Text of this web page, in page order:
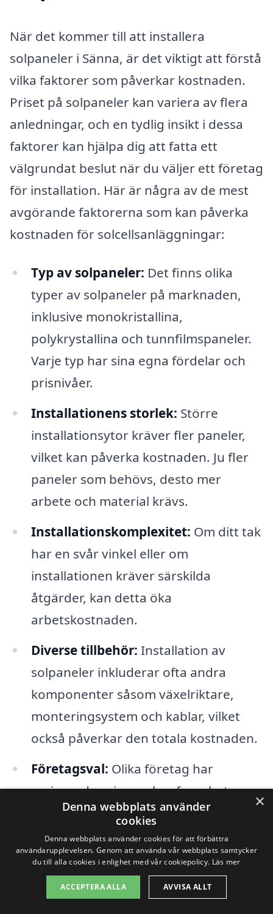
När det kommer till att installera
solpaneler i Sänna, är det viktigt att förstå
vilka faktorer som påverkar kostnaden.
Priset på solpaneler kan variera av flera
anledningar, och en tydlig insikt i dessa
faktorer kan hjälpa dig att fatta ett
välgrundat beslut när du väljer ett företag
för installation. Här är några av de mest
avgörande faktorerna som kan påverka
kostnaden för solcellsanläggningar:
Typ av solpaneler: Det finns olika
typer av solpaneler på marknaden,
inklusive monokristallina,
polykrystallina och tunnfilmspaneler.
Varje typ har sina egna fördelar och
prisnivåer.
Installationens storlek: Större
installationsytor kräver fler paneler,
vilket kan påverka kostnaden. Ju fler
paneler som behövs, desto mer
arbete och material krävs.
Installationskomplexitet: Om ditt tak
har en svår vinkel eller om
installationen kräver särskilda
åtgärder, kan detta öka
arbetskostnaden.
Diverse tillbehör: Installation av
solpaneler inkluderar ofta andra
komponenter såsom växelriktare,
monteringsystem och kablar, vilket
också påverkar den totala kostnaden.
Företagsval: Olika företag har
varierande priser och erfarenheter.
Det är en god idé att jämföra
erbjudanden från flera olika
leverantörer för att hitta det bästa
alternativet för dig.
×
Denna webbplats använder
cookies
Denna webbplats använder cookies för att förbättra
användarupplevelsen. Genom att använda vår webbplats samtycker
du till alla cookies i enlighet med vår cookiepolicy. Läs mer
ACCEPTERA ALLA AVVISA ALLT